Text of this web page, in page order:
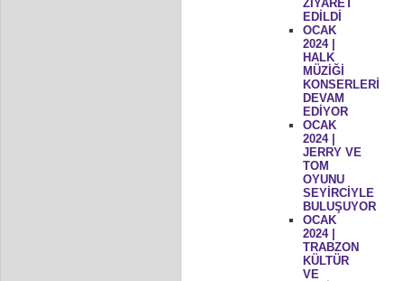
ZİYARET
EDİLDİ
OCAK
2024 |
HALK
MÜZİĞİ
KONSERLERİ
DEVAM
EDİYOR
OCAK
2024 |
JERRY VE
TOM
OYUNU
SEYİRCİYLE
BULUŞUYOR
OCAK
2024 |
TRABZON
KÜLTÜR
VE